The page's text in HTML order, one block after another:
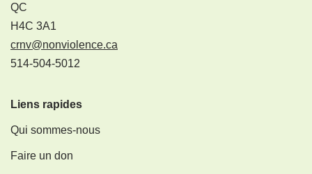
QC
H4C 3A1
crnv@nonviolence.ca
514-504-5012
Liens rapides
Qui sommes-nous
Faire un don